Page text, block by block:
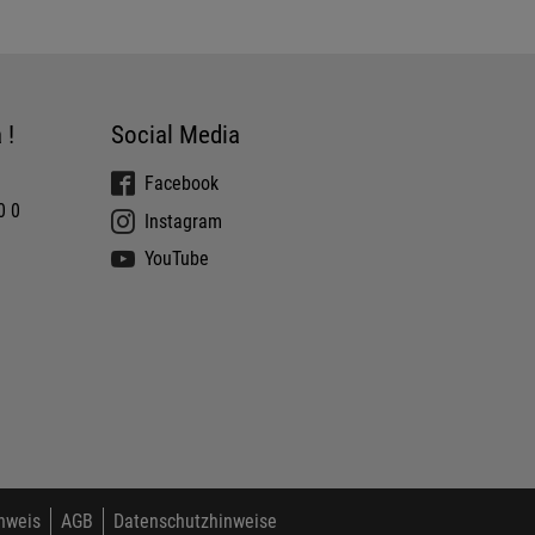
!
0
Social Media
Facebook
Instagram
YouTube
AGB Datenschutzhinweise